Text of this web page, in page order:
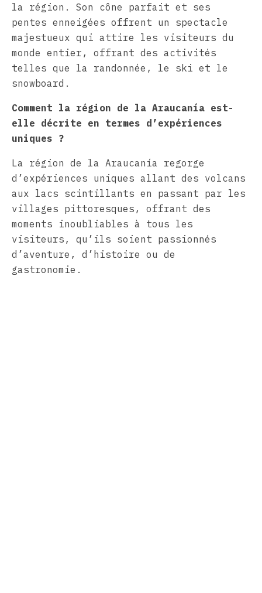
la région. Son cône parfait et ses
pentes enneigées offrent un spectacle
majestueux qui attire les visiteurs du
monde entier, offrant des activités
telles que la randonnée, le ski et le
snowboard.
Comment la région de la Araucanía est-
elle décrite en termes d’expériences
uniques ?
La région de la Araucanía regorge
d’expériences uniques allant des volcans
aux lacs scintillants en passant par les
villages pittoresques, offrant des
moments inoubliables à tous les
visiteurs, qu’ils soient passionnés
d’aventure, d’histoire ou de
gastronomie.